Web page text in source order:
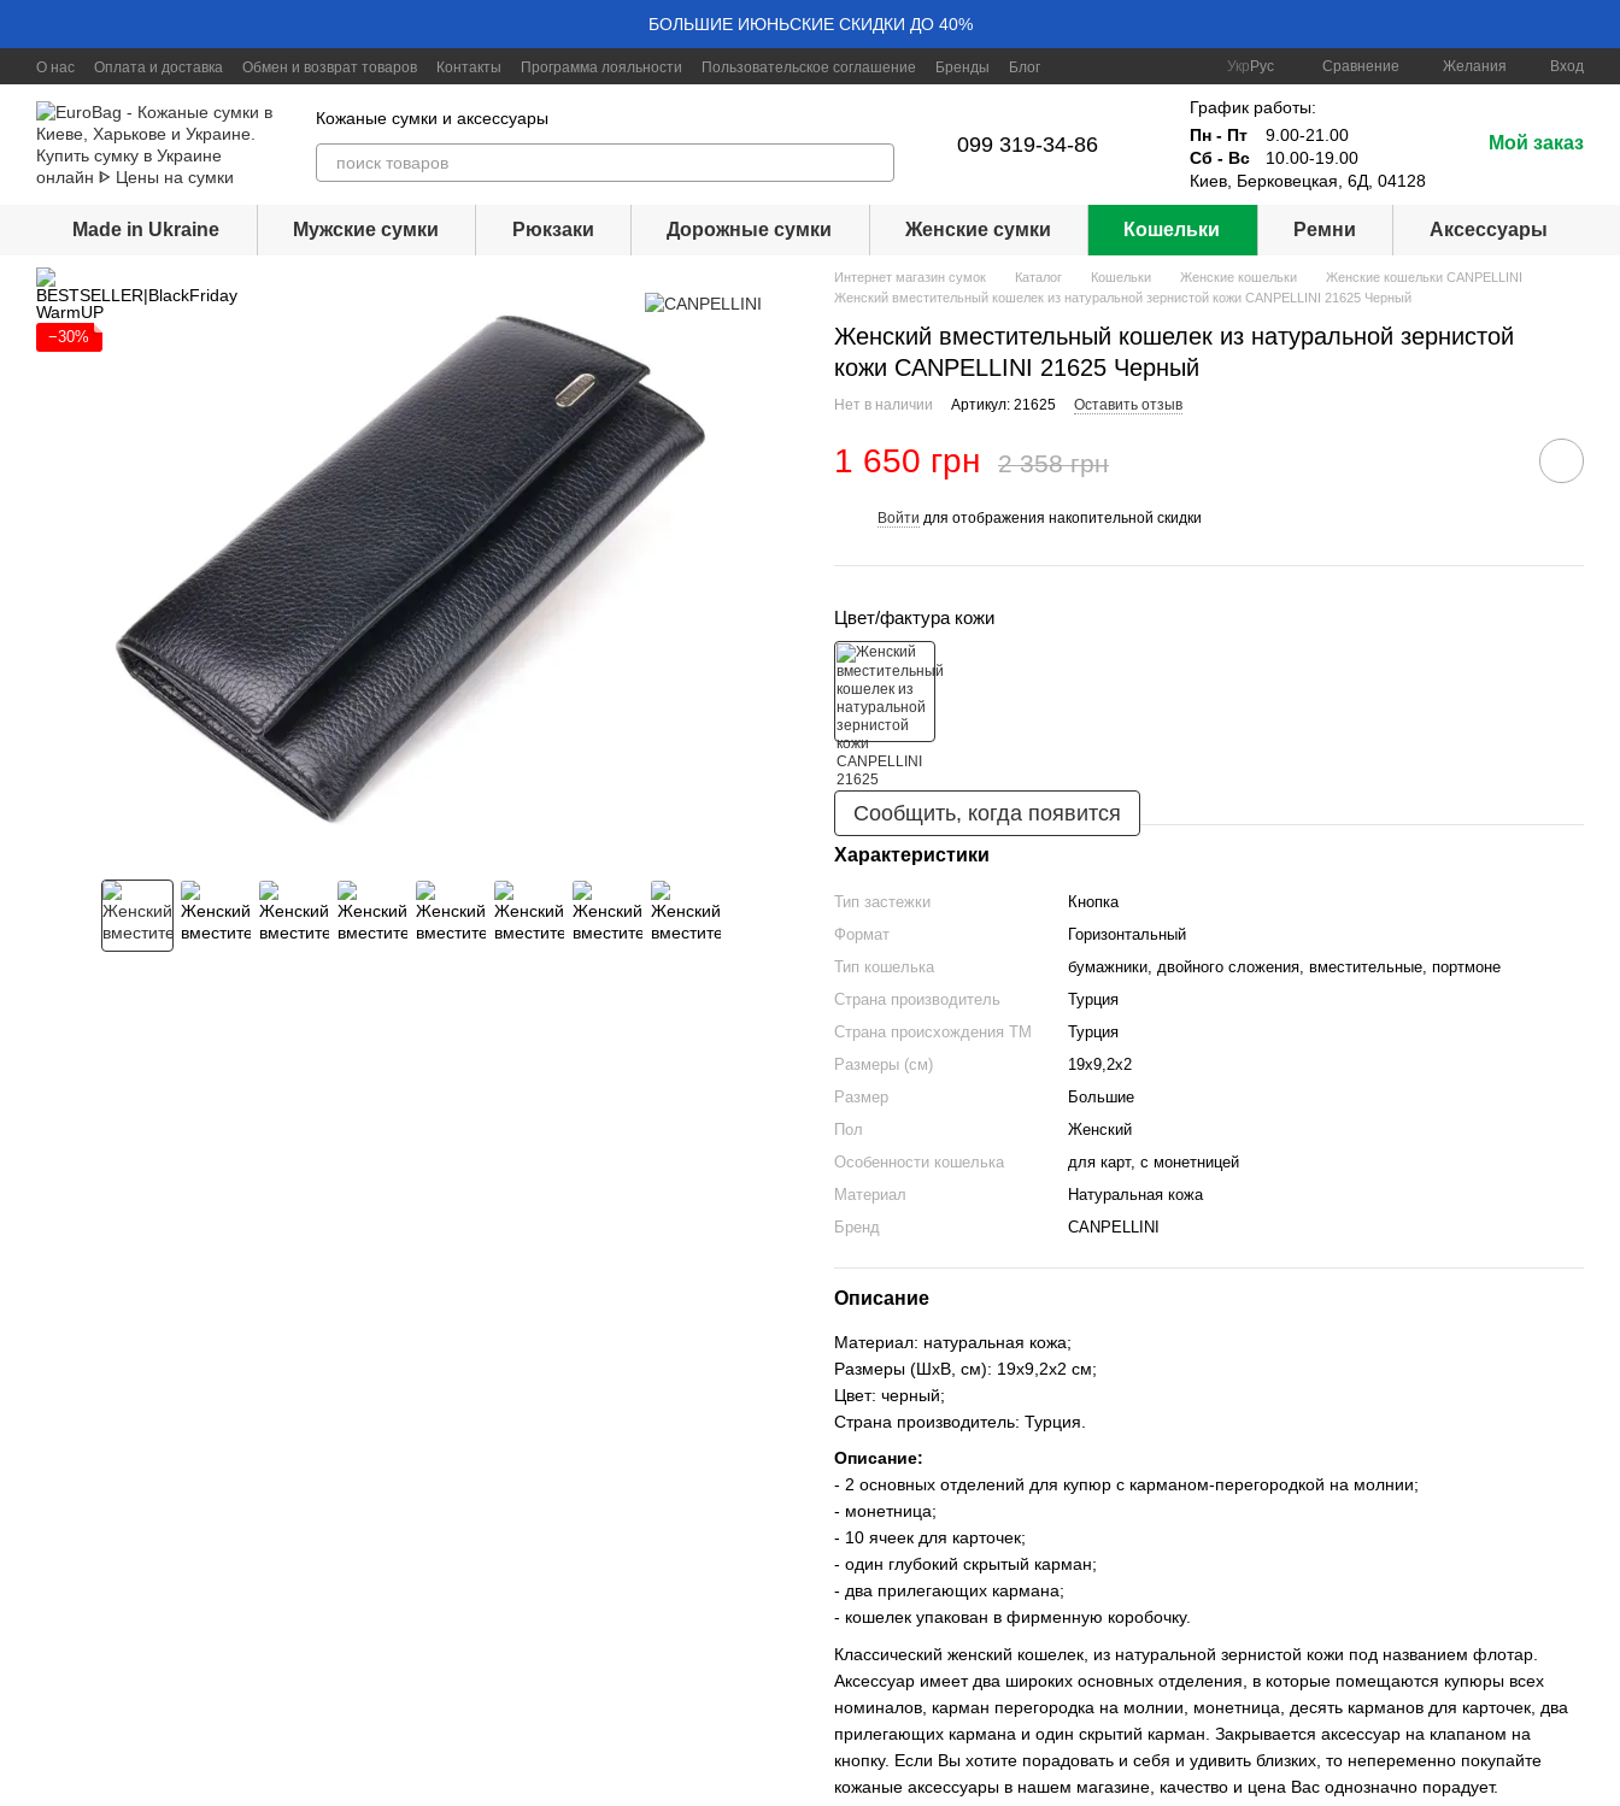
БОЛЬШИЕ ИЮНЬСКИЕ СКИДКИ ДО 40%
О нас Оплата и доставка Обмен и возврат товаров Контакты Программа лояльности Пользовательское соглашение Бренды
Блог
Укр Рус Сравнение Желания Вход
Кожаные сумки и аксессуары
099 319-34-86
График работы:
Пн - Пт
9.00-21.00
Сб - Вс
10.00-19.00
Киев, Берковецкая, 6Д, 04128
Мой заказ
Made in Ukraine Мужские сумки Рюкзаки Дорожные сумки Женские сумки Кошельки Ремни Аксессуары
−30%
Интернет магазин сумок Каталог Кошельки Женские кошельки
Женские кошельки CANPELLINI
Женский вместительный кошелек из натуральной зернистой кожи CANPELLINI 21625 Черный
Женский вместительный кошелек из натуральной зернистой
кожи CANPELLINI 21625 Черный
Нет в наличии Артикул: 21625 Оставить отзыв
1 650 грн 2 358 грн
Войти для отображения накопительной скидки
Цвет/фактура кожи
Сообщить, когда появится
Характеристики
Тип застежки
Кнопка
Формат
Горизонтальный
Тип кошелька
бумажники, двойного сложения, вместительные, портмоне
Страна производитель
Турция
Страна происхождения ТМ
Турция
Размеры (см)
19х9,2х2
Размер
Большие
Пол
Женский
Особенности кошелька
для карт, с монетницей
Материал
Натуральная кожа
Бренд
CANPELLINI
Описание
Материал: натуральная кожа;
Размеры (ШхВ, см): 19х9,2х2 см;
Цвет: черный;
Страна производитель: Турция.
Описание:
- 2 основных отделений для купюр с карманом-перегородкой на молнии;
- монетница;
- 10 ячеек для карточек;
- один глубокий скрытый карман;
- два прилегающих кармана;
- кошелек упакован в фирменную коробочку.
Классический женский кошелек, из натуральной зернистой кожи под названием флотар.
Аксессуар имеет два широких основных отделения, в которые помещаются купюры всех
номиналов, карман перегородка на молнии, монетница, десять карманов для карточек, два
прилегающих кармана и один скрытий карман. Закрывается аксессуар на клапаном на
кнопку. Если Вы хотите порадовать и себя и удивить близких, то непеременно покупайте
кожаные аксессуары в нашем магазине, качество и цена Вас однозначно порадует.